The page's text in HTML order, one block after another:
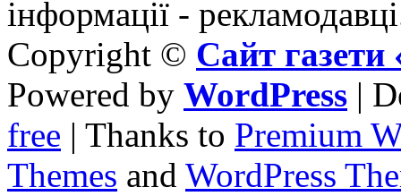
інформації -
Copyright © Сайт
Powered by WordPress |
free | Thanks to Premium
Themes and WordPress